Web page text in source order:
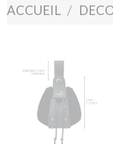
ACCUEIL /